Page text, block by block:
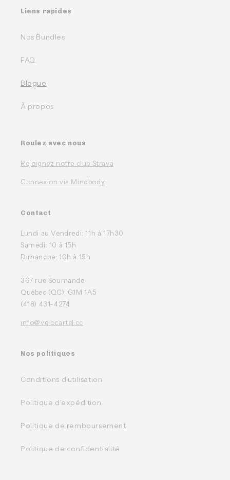
Liens rapides
Nos Bundles
FAQ
Blogue
À propos
Roulez avec nous
Rejoignez notre club Strava
Connexion via Mindbody
Contact
Lundi au Vendredi: 11h à 17h30
Samedi: 10 à 15h
Dimanche: 10h à 15h
367 rue Soumande
Québec (QC), G1M 1A5
(418) 431-4274
info@velocartel.cc
Nos politiques
Conditions d'utilisation
Politique d'expédition
Politique de remboursement
Politique de confidentialité